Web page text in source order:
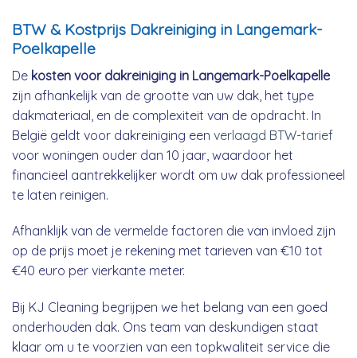
BTW & Kostprijs Dakreiniging in Langemark-
Poelkapelle
De kosten voor dakreiniging in Langemark-Poelkapelle
zijn afhankelijk van de grootte van uw dak, het type
dakmateriaal, en de complexiteit van de opdracht. In
België geldt voor dakreiniging een verlaagd BTW-tarief
voor woningen ouder dan 10 jaar, waardoor het
financieel aantrekkelijker wordt om uw dak professioneel
te laten reinigen.
Afhanklijk van de vermelde factoren die van invloed zijn
op de prijs moet je rekening met tarieven van €10 tot
€40 euro per vierkante meter.
Bij KJ Cleaning begrijpen we het belang van een goed
onderhouden dak. Ons team van deskundigen staat
klaar om u te voorzien van een topkwaliteit service die